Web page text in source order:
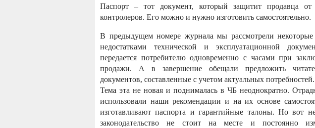
Паспорт – тот документ, который защитит продавца от
контролеров. Его можно и нужно изготовить самостоятельно.
В предыдущем номере журнала мы рассмотрели
недостатками технической и эксплуатационной
передается потребителю одновременно с часами при
продажи. А в завершение обещали предложить
документов, составленные с учетом актуальных потребностей.
Тема эта не новая и поднималась в ЧБ неоднократно.
использовали наши рекомендации и на их основе
изготавливают паспорта и гарантийные талоны. Но вот
законодательство не стоит на месте и постоянно